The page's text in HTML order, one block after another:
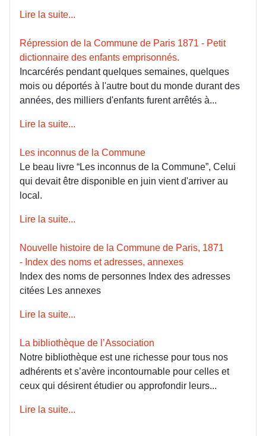
Lire la suite...
Répression de la Commune de Paris 1871 - Petit
dictionnaire des enfants emprisonnés.
Incarcérés pendant quelques semaines, quelques
mois ou déportés à l'autre bout du monde durant des
années, des milliers d'enfants furent arrêtés à...
Lire la suite...
Les inconnus de la Commune
Le beau livre “Les inconnus de la Commune”, Celui
qui devait être disponible en juin vient d'arriver au
local.
Lire la suite...
Nouvelle histoire de la Commune de Paris, 1871
- Index des noms et adresses, annexes
Index des noms de personnes Index des adresses
citées Les annexes
Lire la suite...
La bibliothèque de l’Association
Notre bibliothèque est une richesse pour tous nos
adhérents et s’avère incontournable pour celles et
ceux qui désirent étudier ou approfondir leurs...
Lire la suite...